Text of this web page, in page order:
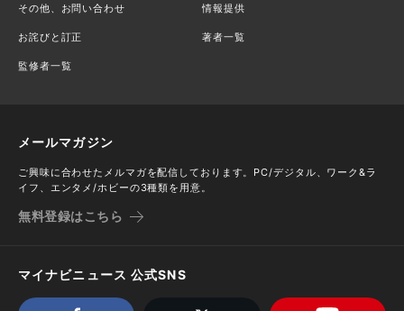
その他、お問い合わせ 情報提供
お詫びと訂正 著者一覧
監修者一覧
メールマガジン
ご興味に合わせたメルマガを配信しております。PC/デジタル、ワーク&ラ
イフ、エンタメ/ホビーの3種類を用意。
無料登録はこちら
マイナビニュース 公式SNS